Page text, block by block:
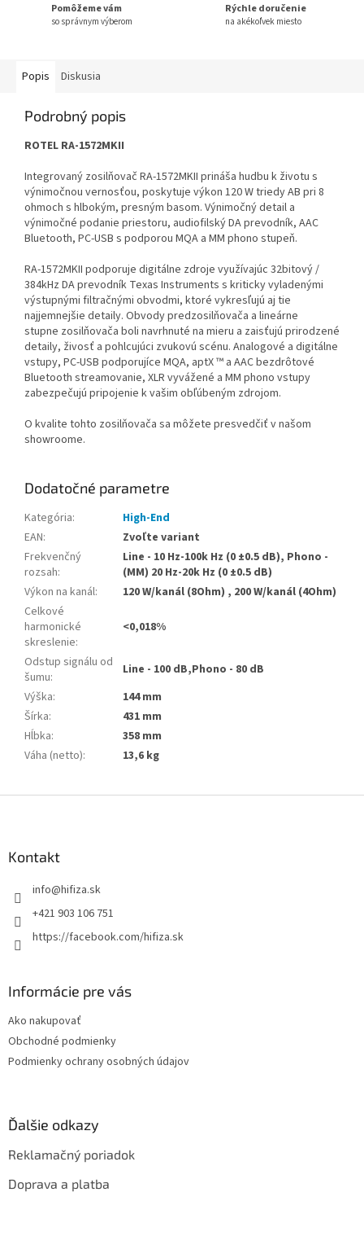
Pomôžeme vám
so správnym výberom
Rýchle doručenie
na akékoľvek miesto
Popis Diskusia
Podrobný popis
ROTEL RA-1572MKII
Integrovaný zosilňovač RA-1572MKII prináša hudbu k životu s
výnimočnou vernosťou, poskytuje výkon 120 W triedy AB pri 8
ohmoch s hlbokým, presným basom. Výnimočný detail a
výnimočné podanie priestoru, audiofilský DA prevodník, AAC
Bluetooth, PC-USB s podporou MQA a MM phono stupeň.
RA-1572MKII podporuje digitálne zdroje využívajúc 32bitový /
384kHz DA prevodník Texas Instruments s kriticky vyladenými
výstupnými filtračnými obvodmi, ktoré vykresľujú aj tie
najjemnejšie detaily. Obvody predzosilňovača a lineárne
stupne zosilňovača boli navrhnuté na mieru a zaisťujú prirodzené
detaily, živosť a pohlcujúci zvukovú scénu. Analogové a digitálne
vstupy, PC-USB podporujíce MQA, aptX ™ a AAC bezdrôtové
Bluetooth streamovanie, XLR vyvážené a MM phono vstupy
zabezpečujú pripojenie k vašim obľúbeným zdrojom.
O kvalite tohto zosilňovača sa môžete presvedčiť v našom
showroome.
Dodatočné parametre
Kategória:
High-End
EAN:
Zvoľte variant
Frekvenčný
rozsah:
Line - 10 Hz-100k Hz (0 ±0.5 dB), Phono -
(MM) 20 Hz-20k Hz (0 ±0.5 dB)
Výkon na kanál:
120 W/kanál (8Ohm) , 200 W/kanál (4Ohm)
Celkové
harmonické
skreslenie:
<0,018%
Odstup signálu od
šumu:
Line - 100 dB,Phono - 80 dB
Výška:
144 mm
Šírka:
431 mm
Hĺbka:
358 mm
Váha (netto): 13,6 kg
Kontakt
info@hifiza.sk
+421 903 106 751
https://facebook.com/hifiza.sk
Informácie pre vás
Ako nakupovať
Obchodné podmienky
Podmienky ochrany osobných údajov
Ďalšie odkazy
Reklamačný poriadok
Doprava a platba